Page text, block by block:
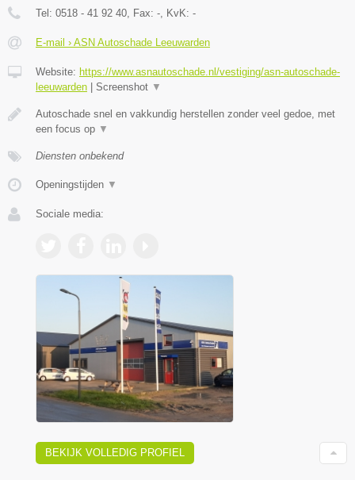
Tel: 0518 - 41 92 40 , Fax: - , KvK: -
E-mail › ASN Autoschade Leeuwarden
Website: https://www.asnautoschade.nl/vestiging/asn-autoschade-
leeuwarden | Screenshot ▼
Autoschade snel en vakkundig herstellen zonder veel gedoe, met
een focus op ▼
Diensten onbekend
Openingstijden ▼
Sociale media:
BEKIJK VOLLEDIG PROFIEL